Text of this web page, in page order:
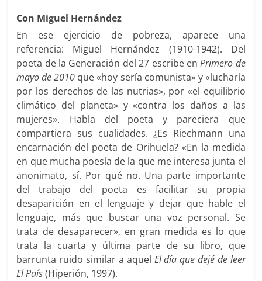
Con Miguel Hernández
En ese ejercicio de pobreza, aparece una
referencia: Miguel Hernández (1910-1942). Del
poeta de la Generación del 27 escribe enPrimero de
mayo de 2010 que «hoy sería comunista» y «lucharía
por los derechos de las nutrias», por «el equilibrio
climático del planeta» y «contra los daños a las
mujeres». Habla del poeta y pareciera que
compartiera sus cualidades. ¿Es Riechmann una
encarnación del poeta de Orihuela? «En la medida
en que mucha poesía de la que me interesa junta el
anonimato, sí. Por qué no. Una parte importante
del trabajo del poeta es facilitar su propia
desaparición en el lenguaje y dejar que hable el
lenguaje, más que buscar una voz personal. Se
trata de desaparecer», en gran medida es lo que
trata la cuarta y última parte de su libro, que
barrunta ruido similar a aquel El día que dejé de leer
El País(Hiperión, 1997).